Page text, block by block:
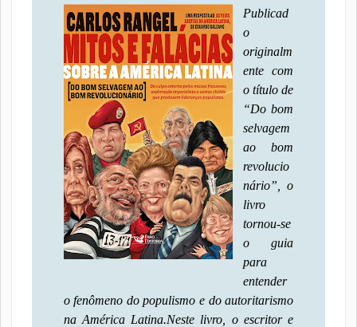
Publicad
o
originalm
ente com
o título de
“Do bom
selvagem
ao bom
revolucio
nário”, o
livro
tornou-se
o guia
para
entender
o fenômeno do populismo e do autoritarismo
na América Latina.Neste livro, o escritor e